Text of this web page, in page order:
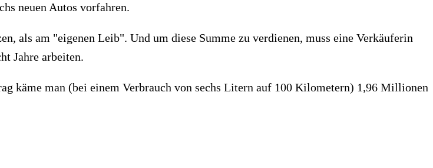
neuen Autos vorfahren.
als am "eigenen Leib". Und um diese Summe zu verdienen, muss eine Verkäuferin
Jahre arbeiten.
käme man (bei einem Verbrauch von sechs Litern auf 100 Kilometern) 1,96 Millionen